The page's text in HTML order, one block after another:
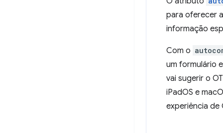
para oferecer
informação
Com o
um formulário
vai sugerir o
iPadOS e
experiência de